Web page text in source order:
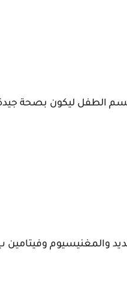
الطفل ليكون بصحة
والمغنيسيوم وفيتامين